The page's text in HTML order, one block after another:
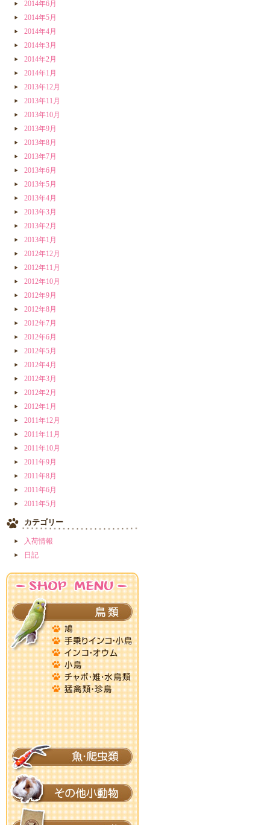
2014年6月
2014年5月
2014年4月
2014年3月
2014年2月
2014年1月
2013年12月
2013年11月
2013年10月
2013年9月
2013年8月
2013年7月
2013年6月
2013年5月
2013年4月
2013年3月
2013年2月
2013年1月
2012年12月
2012年11月
2012年10月
2012年9月
2012年8月
2012年7月
2012年6月
2012年5月
2012年4月
2012年3月
2012年2月
2012年1月
2011年12月
2011年11月
2011年10月
2011年9月
2011年8月
2011年6月
2011年5月
カテゴリー
入荷情報
日記